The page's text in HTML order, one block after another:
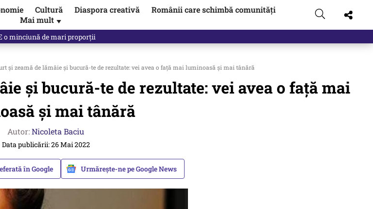
Cultură Diaspora creativă
Românii care schimbă comunități
Mai mult ▼
o minciună de mari proporții
și zeamă de lămâie și bucură-te de rezultate: vei avea o față mai luminoasă și mai tânără
și bucură-te de rezultate: vei avea o față mai
și mai tânără
Autor:Nicoleta Baciu
Data publicării: 26 Mai 2022
în Google Urmărește-ne pe Google News